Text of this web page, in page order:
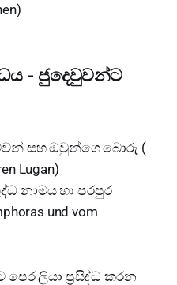
- ජුදෙවුවන්ට
සහ ඔවුන්ගෙ බොරු (
Lugan)
නාමය හා පරපුර
und vom
ලියා ප්‍රසිද්ධ කරන